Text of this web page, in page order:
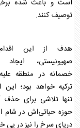
است و باعث شده
توصیف کنند.
هدف از این
صهیونیستی، ایجاد
خصمانه در منطقه
ترکیه خواهد بود؛ این
تنها تلاشی برای حذف
حوزه حیاتی‌اش در شام
دریای سرخ را نیز در